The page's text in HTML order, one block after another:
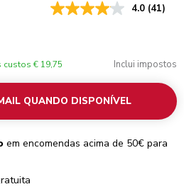
4.0 (41)
custos € 19,75 Inclui impostos
QUANDO DISPONÍVEL
em encomendas acima de 50€ para